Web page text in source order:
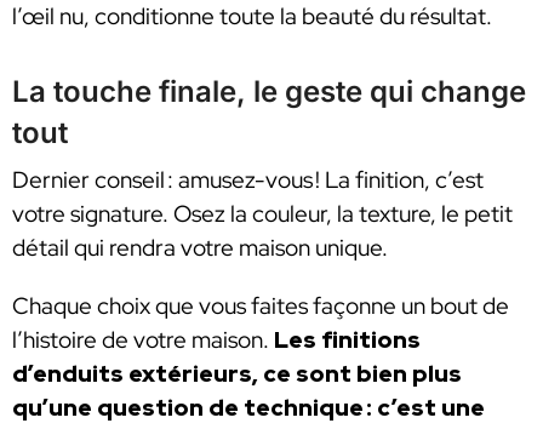
l’œil nu, conditionne toute la beauté du résultat.
La touche finale, le geste qui change
tout
Dernier conseil : amusez-vous ! La finition, c’est
votre signature. Osez la couleur, la texture, le petit
détail qui rendra votre maison unique.
Chaque choix que vous faites façonne un bout de
l’histoire de votre maison. Les finitions
d’enduits extérieurs, ce sont bien plus
qu’une question de technique : c’est une